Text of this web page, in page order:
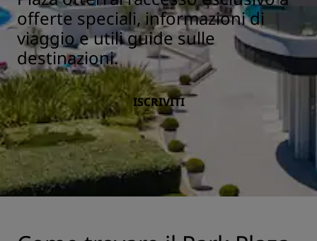
offerte speciali, informazioni di
viaggio e utili guide sulle
destinazioni.
ISCRIVITI